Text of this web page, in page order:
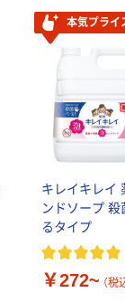
本気プライ
キレイキレイ
ンドソープ 殺
るタイプ
￥272~ （税